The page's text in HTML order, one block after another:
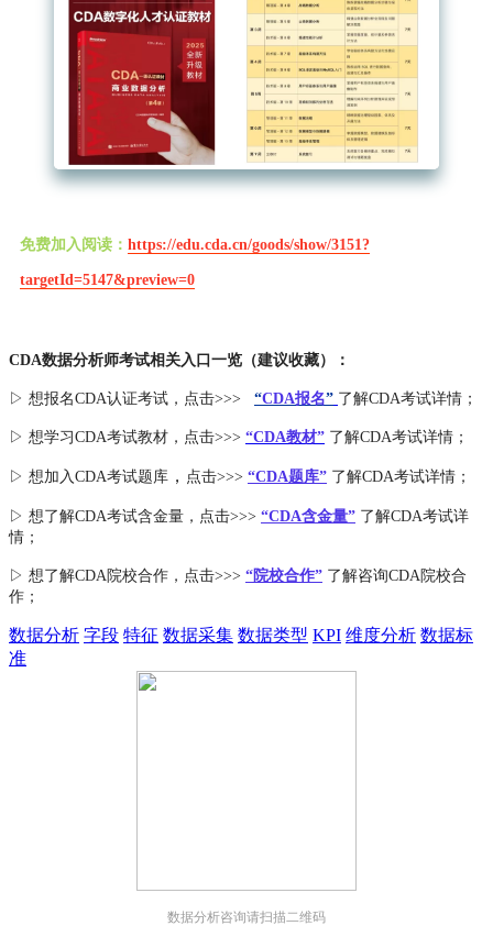
免费加入阅读： https://edu.cda.cn/goods/show/3151?
targetId=5147&preview=0
CDA数据分析师考试相关入口一览（建议收藏）：
▷ 想报名CDA认证考试，点击>>> “CDA报名” 了解CDA考试详情；
▷ 想学习CDA考试教材，点击>>> “CDA教材” 了解CDA考试详情；
▷ 想加入CDA考试题库 ， 点击>>> “CDA题库” 了解CDA考试详情；
▷ 想了解CDA考试含金量 ，点击>>> “CDA含金量” 了解CDA考试详
情；
▷ 想了解CDA院校合作 ，点击>>> “院校合作” 了解咨询CDA院校合
作；
数据分析 字段 特征 数据采集 数据类型 KPI 维度分析 数据标
准
数据分析咨询请扫描二维码